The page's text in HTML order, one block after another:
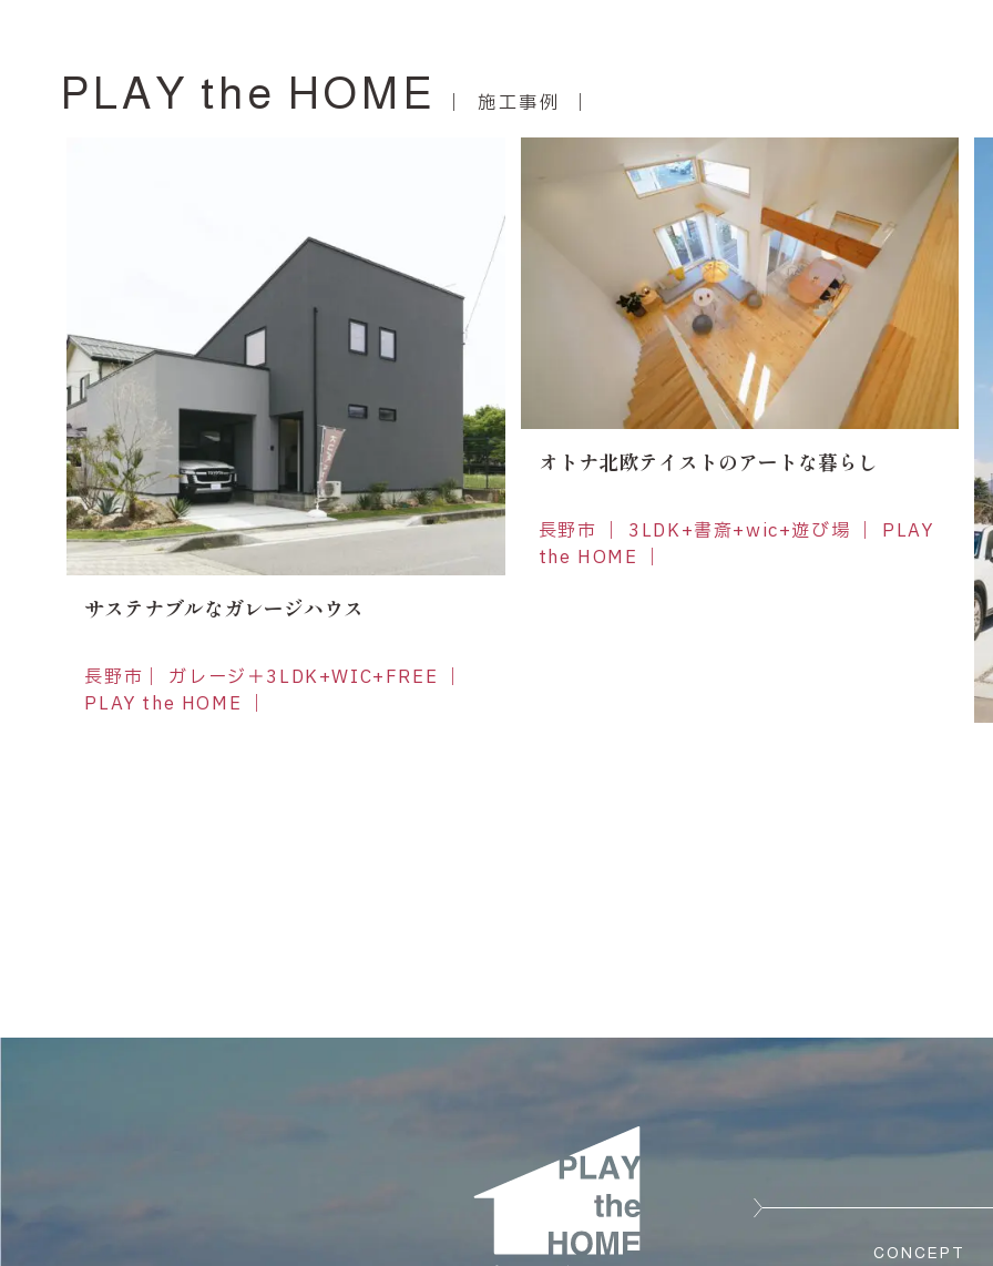
PLAY the HOME 施工事例
サステナブルなガレージハウス
長野市｜ ガレージ＋3LDK+WIC+FREE ｜
PLAY the HOME ｜
オトナ北欧テイストのアートな暮らし
長野市 ｜ 3LDK+書斎+wic+遊び場 ｜ PLAY
the HOME ｜
CONCEPT